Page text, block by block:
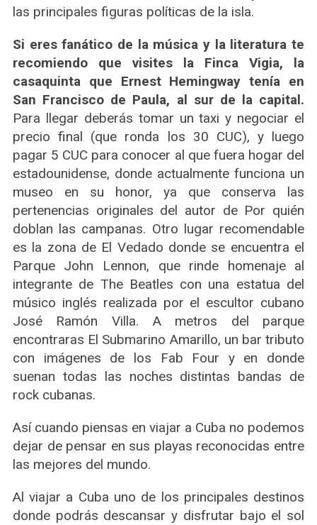
las principales figuras políticas de la isla.
Si eres fanático de la música y la literatura te
recomiendo que visites la Finca Vigia, la
casaquinta que Ernest Hemingway tenía en
San Francisco de Paula, al sur de la capital.
Para llegar deberás tomar un taxi y negociar el
precio final (que ronda los 30 CUC), y luego
pagar 5 CUC para conocer al que fuera hogar del
estadounidense, donde actualmente funciona un
museo en su honor, ya que conserva las
pertenencias originales del autor de Por quién
doblan las campanas. Otro lugar recomendable
es la zona de El Vedado donde se encuentra el
Parque John Lennon, que rinde homenaje al
integrante de The Beatles con una estatua del
músico inglés realizada por el escultor cubano
José Ramón Villa. A metros del parque
encontraras El Submarino Amarillo, un bar tributo
con imágenes de los Fab Four y en donde
suenan todas las noches distintas bandas de
rock cubanas.
Así cuando piensas en viajar a Cuba no podemos
dejar de pensar en sus playas reconocidas entre
las mejores del mundo.
Al viajar a Cuba uno de los principales destinos
donde podrás descansar y disfrutar bajo el sol